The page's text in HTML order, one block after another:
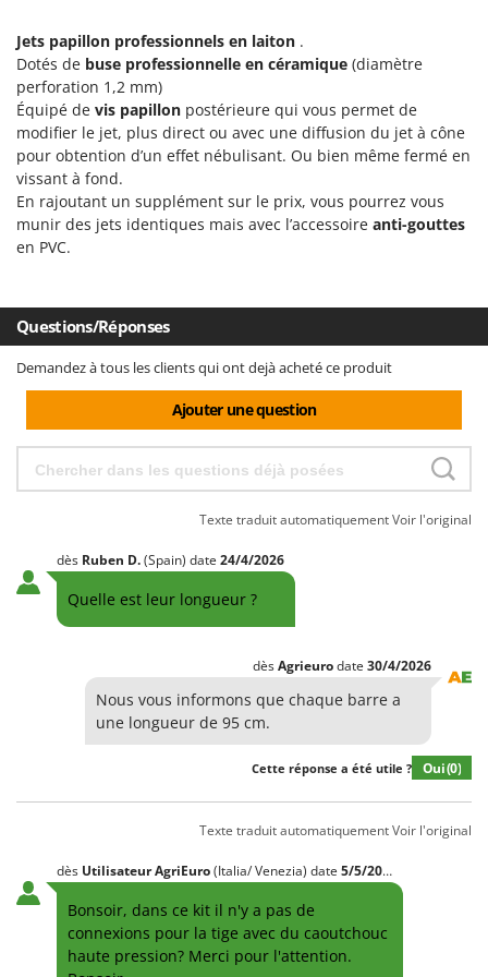
Gyrobroyeurs à lame pour tracteur
H
Haches - Cognées et Hachettes
Hachoirs à viande
Herses à Dents
Herses Rotatives
L
Lames niveleuses pour tracteur
Lave-vitres
Lieuses électriques pour vignes
M
Machines à pâtes
Machines pour la transformation des fruits
Machines sous vide
Motobineuses
Motoculteurs
Motofaucheuses
Motopompes pour irrigation
Moulins à céréales électriques
Moulins à farine
Nettoyeurs haute pression
P
Peignes vibreurs et Secoueurs à olives
Pelles rétros pour tracteur
E
EcoFlow
Edilmark
Effeuno
Einhell
Elegen
Energy Gruppi
Enotecnica Pillan
EuroMech
Eurosystems
F
Fama Industrie
Famag
FBC
Ferrari Group
FINI
Fiskars
Fontana Forni
Forest Master
Jets papillon professionnels en laiton .
Dotés de buse professionnelle en céramique (diamètre
perforation 1,2 mm)
Équipé de vis papillon postérieure qui vous permet de
modifier le jet, plus direct ou avec une diffusion du jet à cône
pour obtention d’un effet nébulisant. Ou bien même fermé en
vissant à fond.
En rajoutant un supplément sur le prix, vous pourrez vous
munir des jets identiques mais avec l’accessoire anti-gouttes
en PVC.
Questions/Réponses
Demandez à tous les clients qui ont dejà acheté ce produit
Ajouter une question
Texte traduit automatiquementVoir l'original
dès Ruben D.(Spain) date 24/4/2026
Quelle est leur longueur ?
dèsAgrieurodate 30/4/2026
Nous vous informons que chaque barre a
une longueur de 95 cm.
Cette réponse a été utile ? Oui(0)
Texte traduit automatiquementVoir l'original
dès Utilisateur AgriEuro(Italia/ Venezia) date 5/5/2020
Bonsoir, dans ce kit il n'y a pas de
connexions pour la tige avec du caoutchouc
haute pression? Merci pour l'attention.